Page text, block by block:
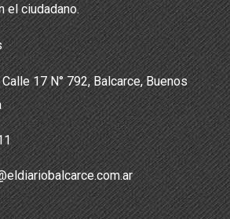
el ciudadano.
17 N° 792, Balcarce, Buenos